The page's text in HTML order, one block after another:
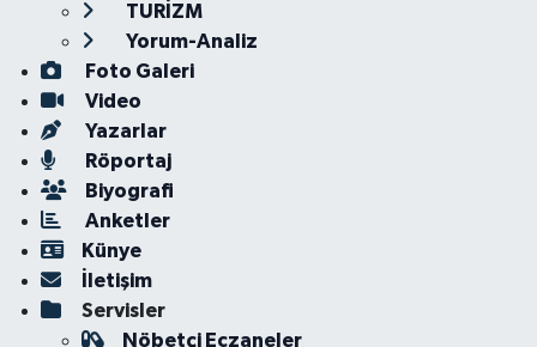
TURİZM
Yorum-Analiz
Foto Galeri
Video
Yazarlar
Röportaj
Biyografi
Anketler
Künye
İletişim
Servisler
Nöbetçi Eczaneler